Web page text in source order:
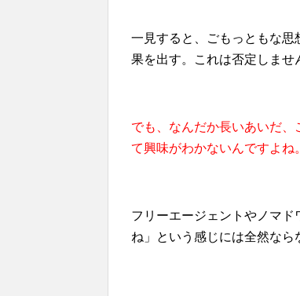
一見すると、ごもっともな
果を出す。これは否定しませ
でも、なんだか長いあいだ
て興味がわかないんですよね。
フリーエージェントやノマ
ね」という感じには全然なら